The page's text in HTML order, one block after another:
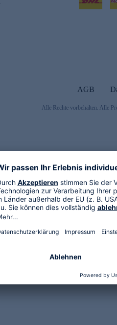
AGB
Alle Rechte vorbehalten. Alle